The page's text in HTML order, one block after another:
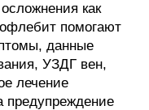
осложнения как
помогают
данные
УЗДГ вен,
лечение
предупреждение